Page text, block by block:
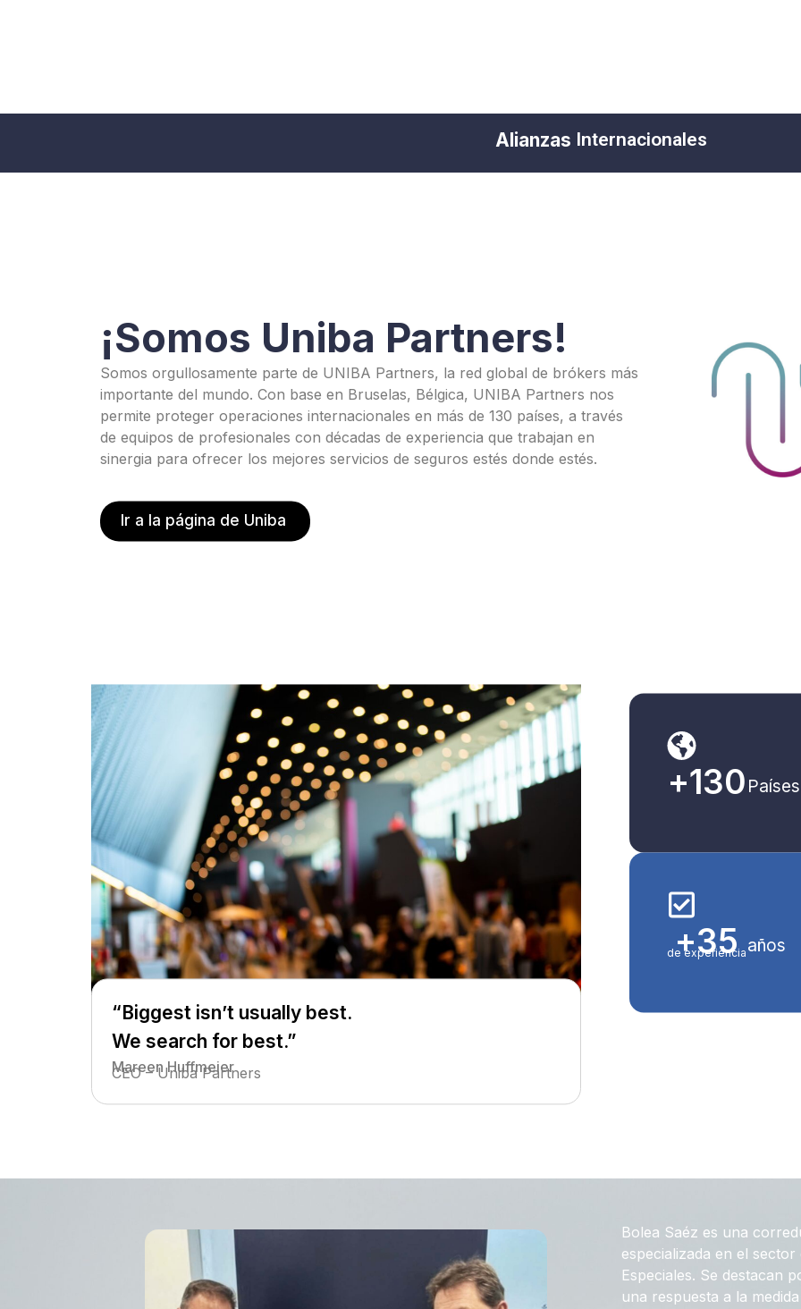
Alianzas
¡Somos Uniba Partners!
Somos orgullosamente parte de UNIBA Partners, la red global de brókers más
importante del mundo. Con base en Bruselas, Bélgica, UNIBA Partners nos
permite proteger operaciones internacionales en más de 130 países, a través
de equipos de profesionales con décadas de experiencia que trabajan en
sinergia para ofrecer los mejores servicios de seguros estés donde estés.
Ir a la página de Uniba
“Biggest isn’t usually best.
We search for best.”
Mareen Huffmeier
CEO – Uniba Partners
Países
+130
años
+35
de experiencia
Bolea Saéz es una
especializada en el
Especiales. Se destacan
una respuesta a la